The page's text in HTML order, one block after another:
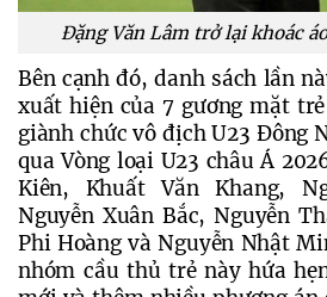
Đặng Văn Lâm trở lại khoác
Bên cạnh đó, danh sách lần
xuất hiện của 7 gương mặt
giành chức vô địch U23 Đông
qua Vòng loại U23 châu Á
Kiên, Khuất Văn Khang,
Nguyễn Xuân Bắc, Nguyễn
Phi Hoàng và Nguyễn Nhật
nhóm cầu thủ trẻ này hứa